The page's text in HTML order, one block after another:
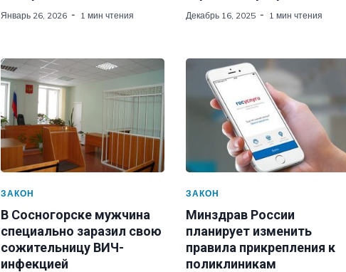
Январь 26, 2026 1 мин чтения Декабрь 16, 2025 1 мин чтения
ЗАКОН
В Сосногорске мужчина
специально заразил свою
сожительницу ВИЧ-
инфекцией
ЗАКОН
Минздрав России
планирует изменить
правила прикрепления к
поликлиникам